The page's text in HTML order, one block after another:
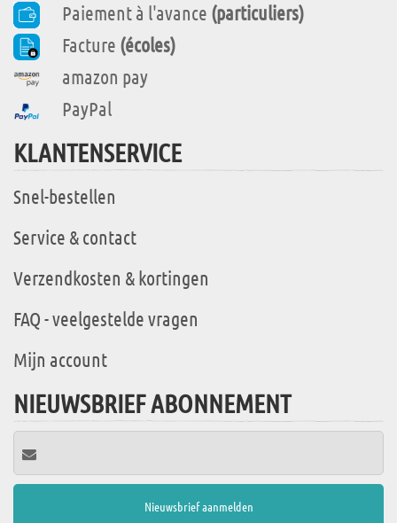
Paiement à l'avance (particuliers)
Facture (écoles)
amazon pay
PayPal
KLANTENSERVICE
Snel-bestellen
Service & contact
Verzendkosten & kortingen
FAQ - veelgestelde vragen
Mijn account
NIEUWSBRIEF ABONNEMENT